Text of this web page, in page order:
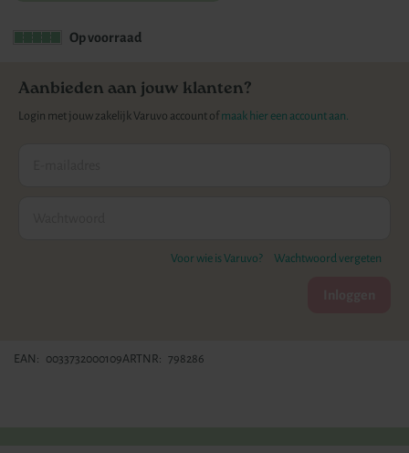
Op voorraad
Aanbieden aan jouw klanten?
Login met jouw zakelijk Varuvo account of maak hier een account aan.
Voor wie is Varuvo? Wachtwoord vergeten
EAN 0033732000109ARTNR 798286